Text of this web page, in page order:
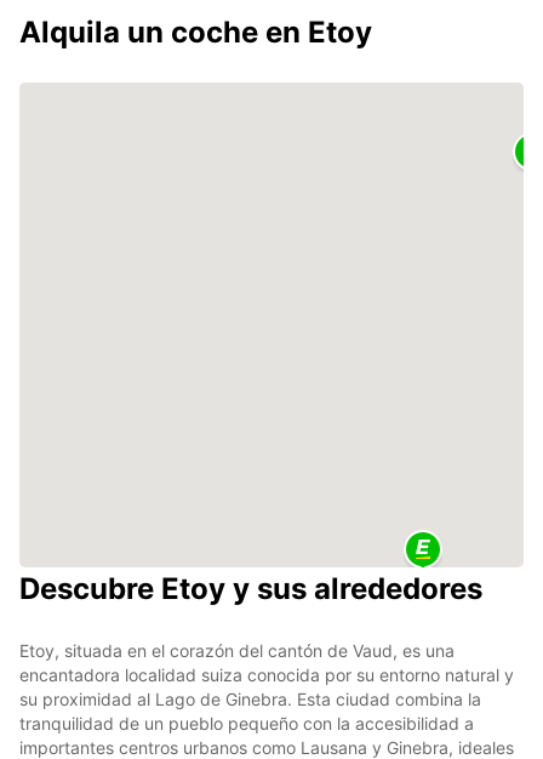
Alquila un coche en Etoy
Descubre Etoy y sus alrededores
Etoy, situada en el corazón del cantón de Vaud, es una
encantadora localidad suiza conocida por su entorno natural y
su proximidad al Lago de Ginebra. Esta ciudad combina la
tranquilidad de un pueblo pequeño con la accesibilidad a
importantes centros urbanos como Lausana y Ginebra, ideales